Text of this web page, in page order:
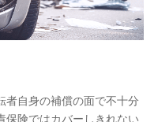
番号、性別、年齢、家族
イント利用履歴などが
供する各種サービスな
る各種サービスのご契
ト利用時の行動に関す
者自身の補償の面で不十分
保険ではカバーしきれない